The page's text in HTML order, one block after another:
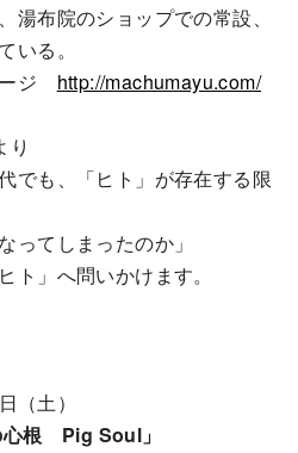
湯布院のショップでの常設、
いる。
ジ http://machumayu.com/
り
でも、「ヒト」が存在する限
ってしまったのか」
ト」へ問いかけます。
（土）
心根 Pig Soul」